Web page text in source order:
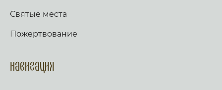
Святые места
Пожертвование
Навигация